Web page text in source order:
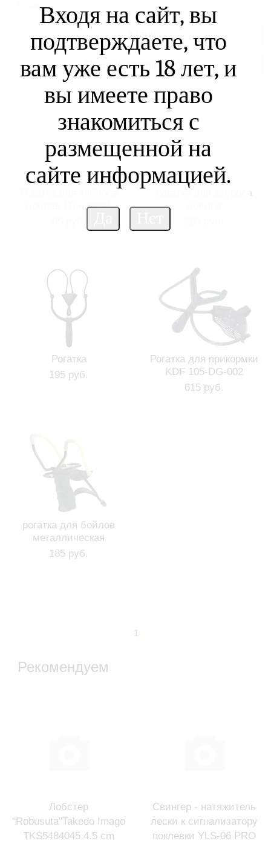
Рогатки
Подбор параметров
бойлев (Три кита)
Рогатка
195 руб.
Рогатка для прикормки
KDF 105-DG-002
615 руб.
рогатка для бойлов
металлическая
185 руб.
1
Рекомендуем
Лобстер
"Robusuta"Takedo Imago
TKS5484045 4.5 cm
Свингер - натяжитель
лески к сигнализатору
поклевки YLS-06 PRO
Входя на сайт, вы
подтверждаете, что
вам уже есть 18 лет, и
вы имеете право
знакомиться с
размещенной на
сайте информацией.